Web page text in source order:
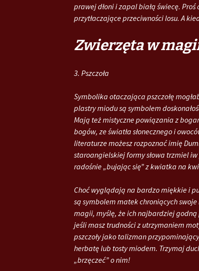
prawej dłoni i zapal białą świecę.
przytłaczające przeciwności losu. A
Zwierzęta w
3. Pszczoła
Symbolika otaczająca pszczołę
plastry miodu są symbolem
Mają też mistyczne powiązania z
bogów, ze światła słonecznego i
literaturze możesz rozpoznać imię
staroangielskiej formy słowa trzmiel
radośnie „bujając się” z kwiatka na
Choć wyglądają na bardzo miękkie i
są symbolem matek chroniących
magii, myślę, że ich najbardziej
jeśli masz trudności z utrzymaniem
pszczoły jako talizman
herbatę lub tosty miodem. Trzymaj
„brzęczeć” o nim!